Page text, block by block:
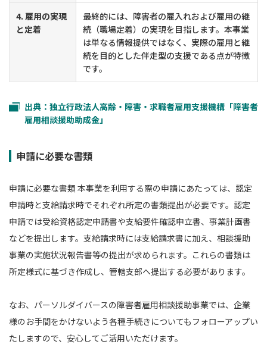
4. 雇用の実現
と定着
最終的には、障害者の雇入れおよび雇用の継
続（職場定着）の実現を目指します。本事業
は単なる情報提供ではなく、実際の雇用と継
続を目的とした伴走型の支援である点が特徴
です。
出典：独立行政法人高齢・障害・求職者雇用支援機構「障害者
雇用相談援助助成金」
申請に必要な書類
申請に必要な書類 本事業を利用する際の申請にあたっては、認定
申請時と支給請求時でそれぞれ所定の書類提出が必要です。認定
申請では受給資格認定申請書や支給要件確認申立書、事業計画書
などを提出します。支給請求時には支給請求書に加え、相談援助
事業の実施状況報告書等の提出が求められます。これらの書類は
所定様式に基づき作成し、管轄支部へ提出する必要があります。
なお、パーソルダイバースの障害者雇用相談援助事業では、企業
様のお手間をかけないよう各種手続きについてもフォローアップい
たしますので、安心してご活用いただけます。